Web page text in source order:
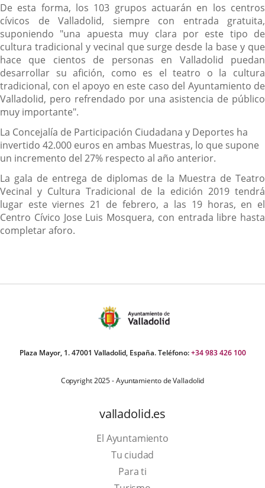
De esta forma, los 103 grupos actuarán en los centros
cívicos de Valladolid, siempre con entrada gratuita,
suponiendo "una apuesta muy clara por este tipo de
cultura tradicional y vecinal que surge desde la base y que
hace que cientos de personas en Valladolid puedan
desarrollar su afición, como es el teatro o la cultura
tradicional, con el apoyo en este caso del Ayuntamiento de
Valladolid, pero refrendado por una asistencia de público
muy importante".
La Concejalía de Participación Ciudadana y Deportes ha
invertido 42.000 euros en ambas Muestras, lo que supone
un incremento del 27% respecto al año anterior.
La gala de entrega de diplomas de la Muestra de Teatro
Vecinal y Cultura Tradicional de la edición 2019 tendrá
lugar este viernes 21 de febrero, a las 19 horas, en el
Centro Cívico Jose Luis Mosquera, con entrada libre hasta
completar aforo.
Plaza Mayor, 1. 47001 Valladolid, España. Teléfono:+34 983 426 100
Copyright 2025 - Ayuntamiento de Valladolid
valladolid.es
El Ayuntamiento
Tu ciudad
Para ti